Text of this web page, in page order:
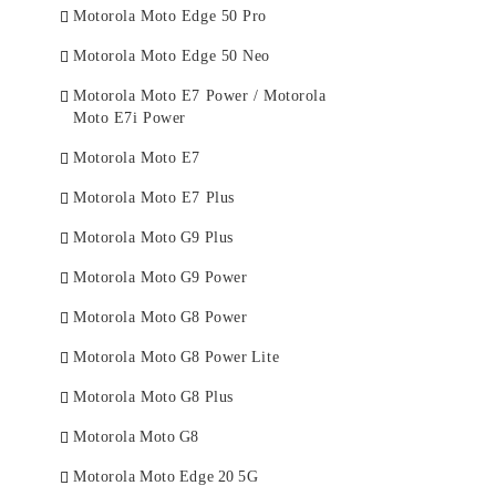
Samsung A25
Samsung A15
Samsung A05
Samsung A05S
Samsung A54
Samsung A34
Samsung A24
Samsung A14
Samsung A04S/A13 5G
Samsung A73
Xiaomi Mi 11
Xiaomi 11T Xiaomi 11T Pro
Xiaomi Mi 11 Ultra
Xiaomi Mi 11i/Poco F3
Poco X7 Pro
Poco X7 5G
Poco C65
Poco C75
Poco C71
Poco X5 Pro
Huawei P60 Pro
Huawei P50 Pro
Huawei P40 Pro
Huawei P40 Lite
Huawei P40 Lite E/Huawei Y7p
Huawei P40
Huawei P30 Pro
Huawei P30 Lite
Huawei P30
Huawei P20 Pro
Motorola Moto Edge 50 Pro
Motorola Moto Edge 50 Neo
Motorola Moto E7 Power / Motorola
Moto E7i Power
Motorola Moto E7
Motorola Moto E7 Plus
Motorola Moto G9 Plus
Motorola Moto G9 Power
Motorola Moto G8 Power
Motorola Moto G8 Power Lite
Motorola Moto G8 Plus
Motorola Moto G8
Motorola Moto Edge 20 5G